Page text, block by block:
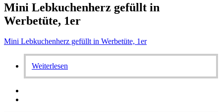
Mini Lebkuchenherz gefüllt in
Werbetüte, 1er
Mini Lebkuchenherz gefüllt in Werbetüte, 1er
Weiterlesen